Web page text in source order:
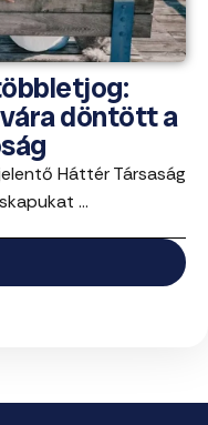
döntött a
Háttér Társaság
...